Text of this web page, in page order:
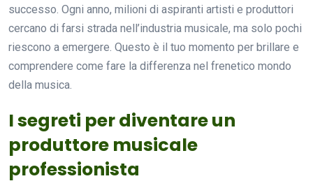
successo. Ogni anno, milioni di aspiranti artisti e produttori
cercano di farsi strada nell’industria musicale, ma solo pochi
riescono a emergere. Questo è il tuo momento per brillare e
comprendere come fare la differenza nel frenetico mondo
della musica.
I segreti per diventare un
produttore musicale
professionista